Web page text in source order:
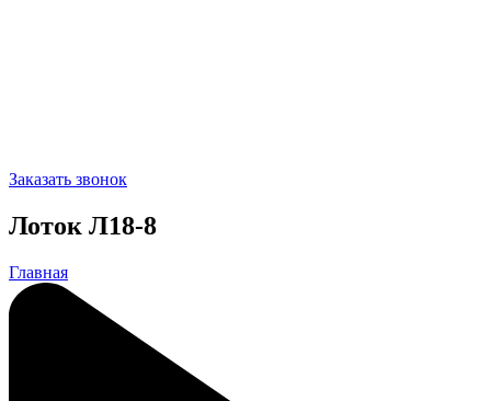
Заказать звонок
Лоток Л18-8
Главная